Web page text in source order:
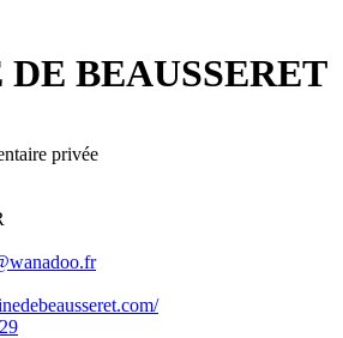
BEAUSSERET
privée